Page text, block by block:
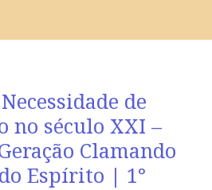
de
no século XXI –
Clamando
Espírito | 1°